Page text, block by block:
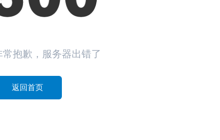
常抱歉，服务器出错了
返回首页